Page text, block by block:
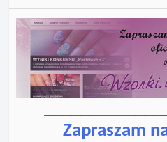
Zapraszam